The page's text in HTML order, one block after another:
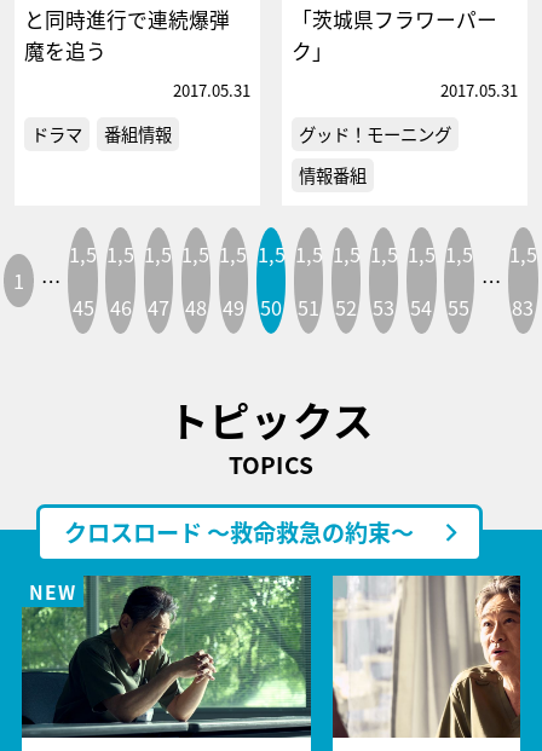
と同時進行で連続爆弾
魔を追う
2017.05.31
ドラマ 番組情報
「茨城県フラワーパー
ク」
2017.05.31
グッド！モーニング
情報番組
1 …
1,5
45
1,5
46
1,5
47
1,5
48
1,5
49
1,5
50
1,5
51
1,5
52
1,5
53
1,5
54
1,5
55
…
1,5
83
トピックス
TOPICS
クロスロード ～救命救急の約束～